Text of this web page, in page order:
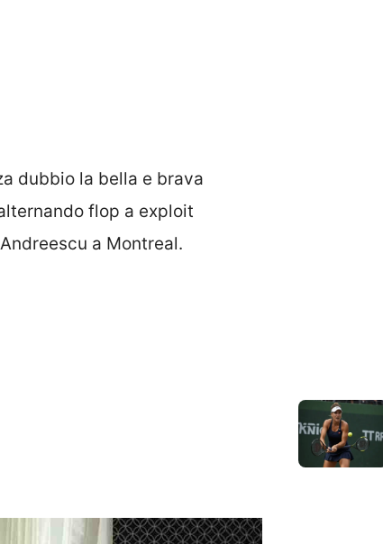
dubbio la bella e brava
flop a exploit
a Montreal.